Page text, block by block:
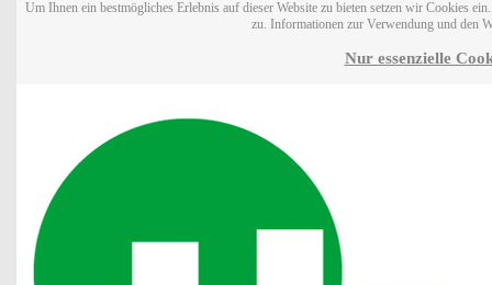
Um Ihnen ein bestmögliches Erlebnis auf dieser Website zu bieten setzen wir Cookies
zu. Informationen zur Verwendung und den
Nur essenzielle